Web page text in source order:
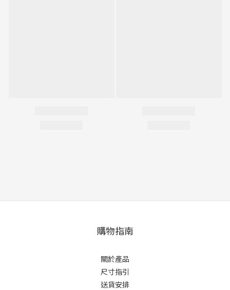
購物指南
關於產品
尺寸指引
送貨安排